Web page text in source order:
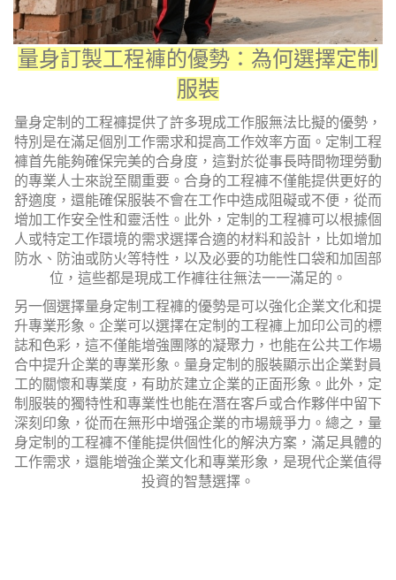
量身訂製工程褲的優勢：為何選擇定制
服裝
量身定制的工程褲提供了許多現成工作服無法比擬的優勢，
特別是在滿足個別工作需求和提高工作效率方面。定制工程
褲首先能夠確保完美的合身度，這對於從事長時間物理勞動
的專業人士來說至關重要。合身的工程褲不僅能提供更好的
舒適度，還能確保服裝不會在工作中造成阻礙或不便，從而
增加工作安全性和靈活性。此外，定制的工程褲可以根據個
人或特定工作環境的需求選擇合適的材料和設計，比如增加
防水、防油或防火等特性，以及必要的功能性口袋和加固部
位，這些都是現成工作褲往往無法一一滿足的。
另一個選擇量身定制工程褲的優勢是可以強化企業文化和提
升專業形象。企業可以選擇在定制的工程褲上加印公司的標
誌和色彩，這不僅能增強團隊的凝聚力，也能在公共工作場
合中提升企業的專業形象。量身定制的服裝顯示出企業對員
工的關懷和專業度，有助於建立企業的正面形象。此外，定
制服裝的獨特性和專業性也能在潛在客戶或合作夥伴中留下
深刻印象，從而在無形中增强企業的市場競爭力。總之，量
身定制的工程褲不僅能提供個性化的解決方案，滿足具體的
工作需求，還能增強企業文化和專業形象，是現代企業值得
投資的智慧選擇。